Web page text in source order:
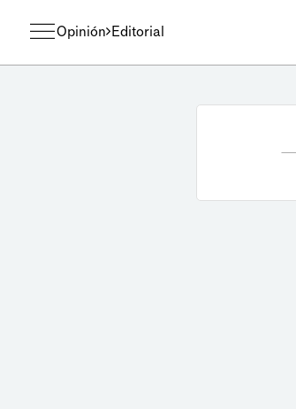
Opinión Editorial